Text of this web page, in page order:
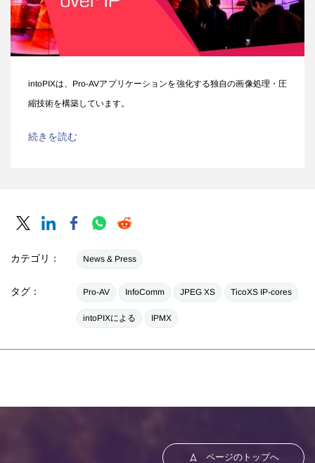
intoPIXは、Pro-AVアプリケーションを強化する独自の画像処理・圧
縮技術を構築しています。
続きを読む
カテゴリ： News & Press
タグ： Pro-AV InfoComm JPEG XS TicoXS IP-cores
intoPIXによる IPMX
ページのトップへ